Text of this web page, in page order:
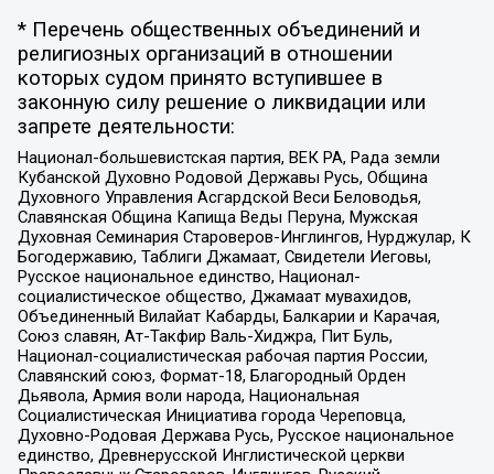
* Перечень общественных объединений и
религиозных организаций в отношении
которых судом принято вступившее в
законную силу решение о ликвидации или
запрете деятельности:
Национал-большевистская партия, ВЕК РА, Рада земли
Кубанской Духовно Родовой Державы Русь, Община
Духовного Управления Асгардской Веси Беловодья,
Славянская Община Капища Веды Перуна, Мужская
Духовная Семинария Староверов-Инглингов, Нурджулар, К
Богодержавию, Таблиги Джамаат, Свидетели Иеговы,
Русское национальное единство, Национал-
социалистическое общество, Джамаат мувахидов,
Объединенный Вилайат Кабарды, Балкарии и Карачая,
Союз славян, Ат-Такфир Валь-Хиджра, Пит Буль,
Национал-социалистическая рабочая партия России,
Славянский союз, Формат-18, Благородный Орден
Дьявола, Армия воли народа, Национальная
Социалистическая Инициатива города Череповца,
Духовно-Родовая Держава Русь, Русское национальное
единство, Древнерусской Инглистической церкви